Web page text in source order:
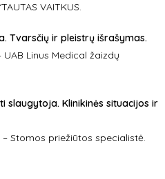
VAITKUS.
Tvarsčių ir pleistrų išrašymas.
UAB Linus Medical žaizdų
slaugytoja. Klinikinės situacijos ir
– Stomos priežiūtos specialistė.